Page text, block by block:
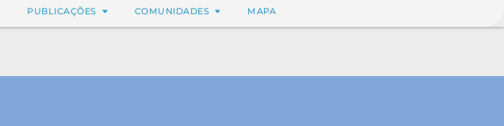
PUBLICAÇÕES COMUNIDADES MAPA